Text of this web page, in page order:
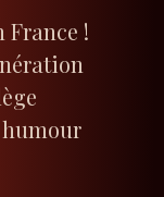
France !